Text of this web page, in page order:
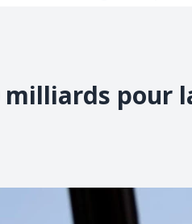
milliards pour